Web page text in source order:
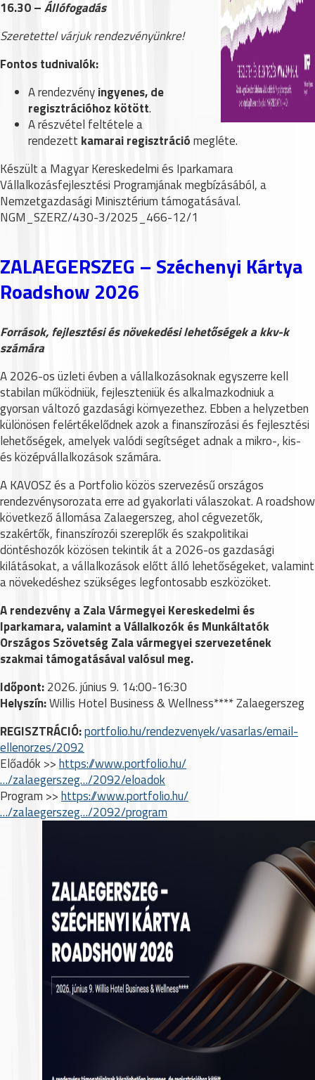
16.30 –Állófogadás
Szeretettel várjuk rendezvényünkre!
Fontos tudnivalók:
A rendezvényingyenes, de
regisztrációhoz kötött.
A részvétel feltétele a
rendezett kamarai regisztrációmegléte.
Készült a Magyar Kereskedelmi és Iparkamara
Vállalkozásfejlesztési Programjának megbízásából,a
Nemzetgazdasági Minisztérium támogatásával.
NGM_SZERZ/430-3/2025_466-12/1
ZALAEGERSZEG – Széchenyi Kártya
Roadshow 2026
Források, fejlesztési és növekedési lehetőségek a kkv-k
számára
A 2026-os üzleti évben a vállalkozásoknak egyszerre kell
stabilan működniük, fejleszteniük és alkalmazkodniuk a
gyorsan változó gazdasági környezethez. Ebben a helyzetben
különösen felértékelődnek azok a finanszírozási és fejlesztési
lehetőségek, amelyek valódi segítséget adnak a mikro-, kis-
és középvállalkozások számára.
A KAVOSZ és a Portfolio közös szervezésű országos
rendezvénysorozata erre ad gyakorlati válaszokat. A roadshow
következő állomása Zalaegerszeg, ahol cégvezetők,
szakértők, finanszírozói szereplők és szakpolitikai
döntéshozók közösen tekintik át a 2026-os gazdasági
kilátásokat, a vállalkozások előtt álló lehetőségeket, valamint
a növekedéshez szükséges legfontosabb eszközöket.
A rendezvény a Zala Vármegyei Kereskedelmi és
Iparkamara, valamint a Vállalkozók és Munkáltatók
Országos Szövetség Zala vármegyei szervezetének
szakmai támogatásával valósul meg.
Időpont:2026. június 9. 14:00-16:30
Helyszín:Willis Hotel Business & Wellness**** Zalaegerszeg
REGISZTRÁCIÓ:portfolio.hu/rendezvenyek/vasarlas/email-
ellenorzes/2092
Előadók >>https://www.portfolio.hu/
…/zalaegerszeg…/2092/eloadok
Program >>https://www.portfolio.hu/
…/zalaegerszeg…/2092/program